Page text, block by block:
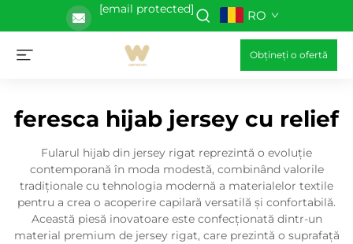
[email protected] RO
Obțineți o ofertă
feresca hijab jersey cu relief
Fularul hijab din jersey rigat reprezintă o evoluție
contemporană în moda modestă, combinând valorile
tradiționale cu tehnologia modernă a materialelor textile
pentru a crea o acoperire capilară versatilă și confortabilă.
Această piesă inovatoare este confecționată dintr-un
material premium de jersey rigat, care prezintă o suprafață